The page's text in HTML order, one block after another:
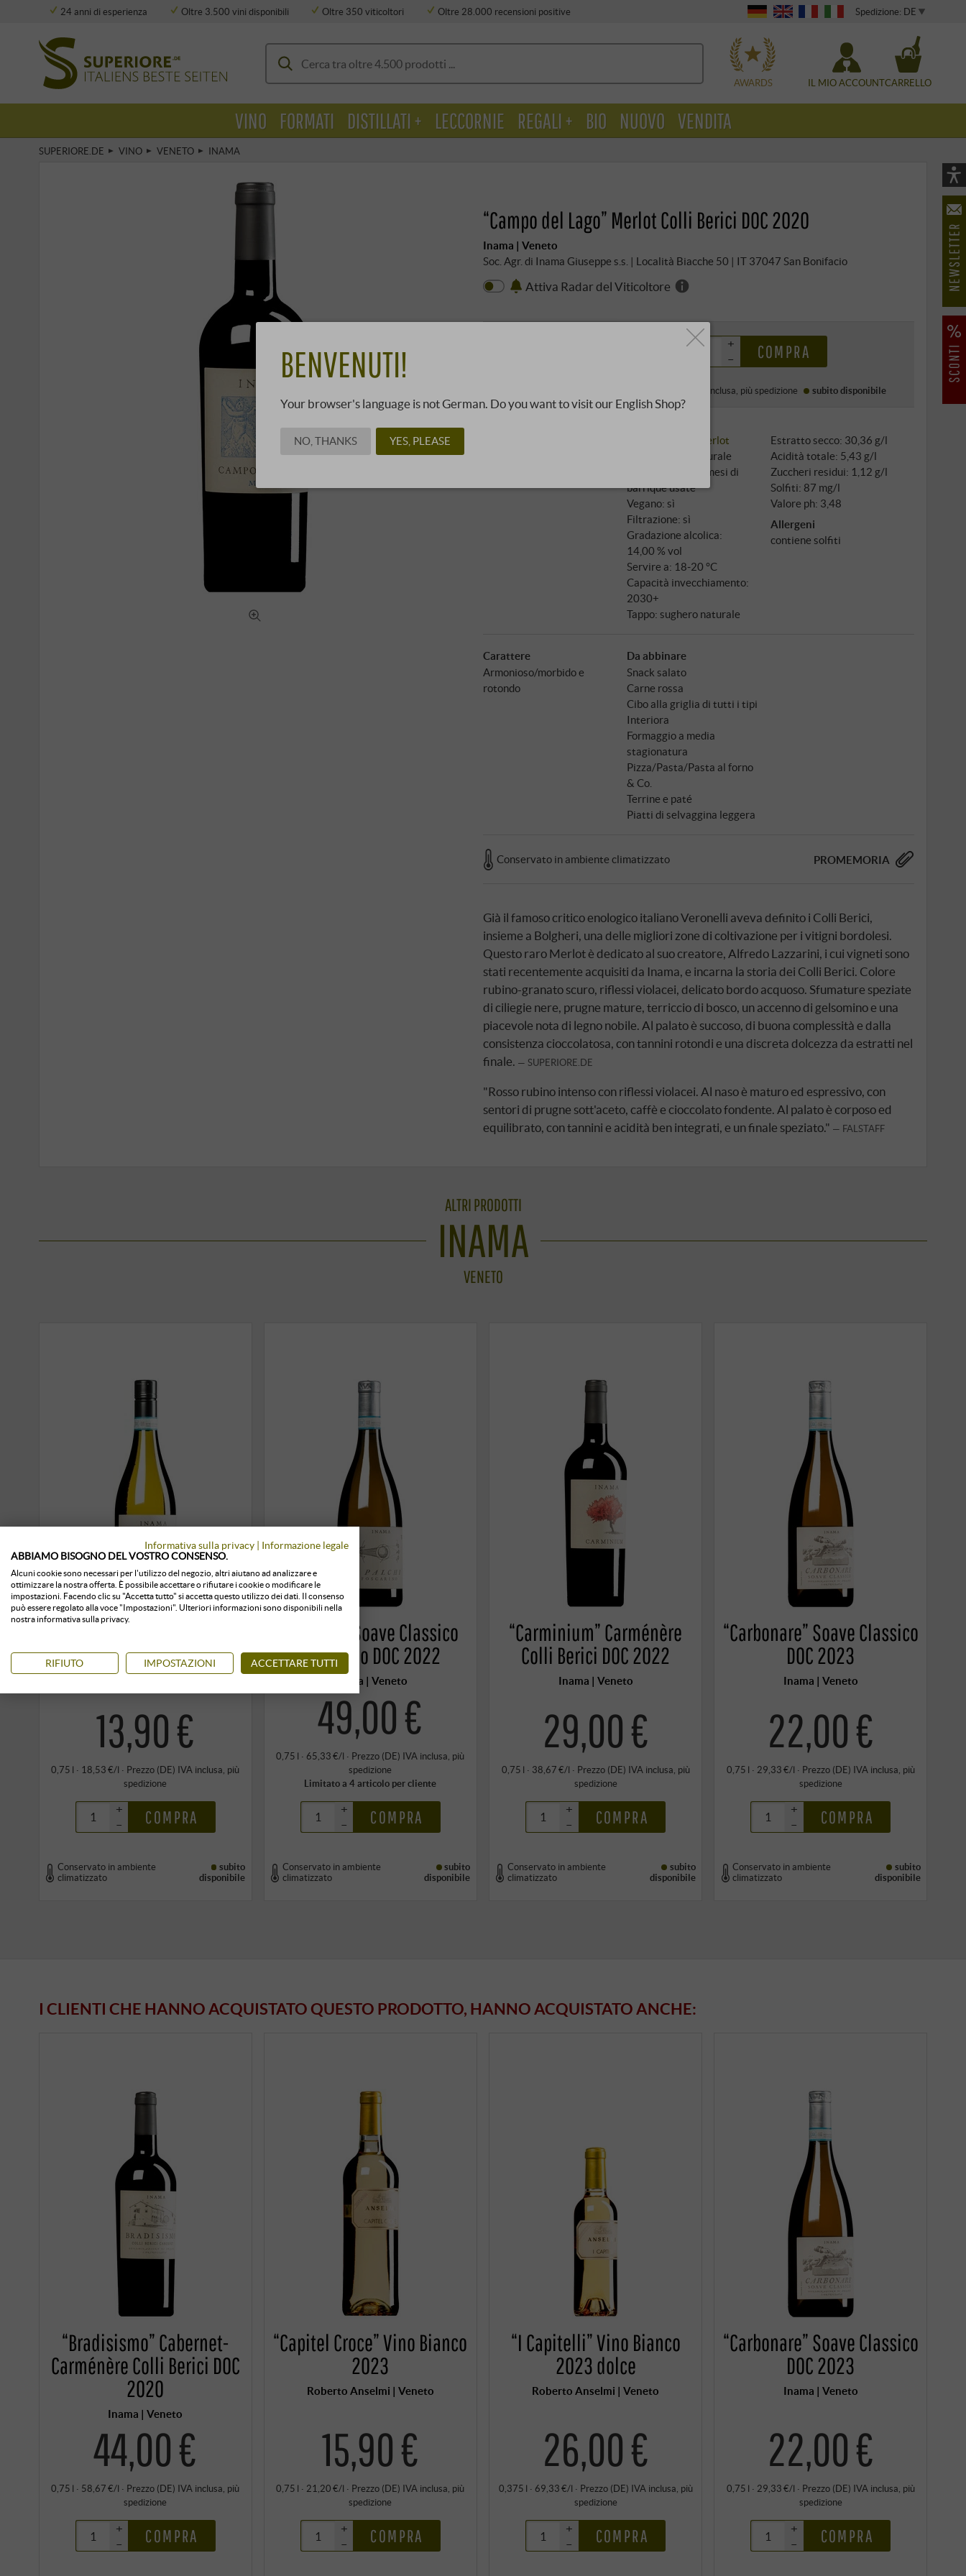
24 anni di esperienza Oltre 3.500 vini disponibili Oltre 350 viticoltori
Oltre 28.000 recensioni positive
WÄHLEN Spedizione: DE
AWARDS IL MIO ACCOUNTCARRELLO
SUPERIORE.DE VINO VENETO INAMA
“Campo del Lago” Merlot Colli Berici DOC 2020
Inama | Veneto
Soc. Agr. di Inama Giuseppe s.s. | Località Biacche 50 | IT 37047 San Bonifacio
Attiva Radar del Viticoltore
+
–
COMPRA
IVA inclusa , più spedizione subito disponibile
Merlot
Coltivazione: naturale
Affinamento: 12 mesi di
barrique usate
Vegano: sì
Filtrazione: sì
Gradazione alcolica:
14,00 % vol
Servire a: 18‑20 °C
Capacità invecchiamento:
2030+
Tappo: sughero naturale
Estratto secco: 30,36 g/l
Acidità totale: 5,43 g/l
Zuccheri residui: 1,12 g/l
Solfiti: 87 mg/l
Valore ph: 3,48
Allergeni
contiene solfiti
Carattere
Armonioso/morbido e
rotondo
Da abbinare
Snack salato
Carne rossa
Cibo alla griglia di tutti i tipi
Interiora
Formaggio a media
stagionatura
Pizza/Pasta/Pasta al forno
& Co.
Terrine e paté
Piatti di selvaggina leggera
Conservato in ambiente climatizzato PROMEMORIA
Già il famoso critico enologico italiano Veronelli aveva definito i Colli Berici,
insieme a Bolgheri, una delle migliori zone di coltivazione per i vitigni bordolesi.
Questo raro Merlot è dedicato al suo creatore, Alfredo Lazzarini, i cui vigneti sono
stati recentemente acquisiti da Inama, e incarna la storia dei Colli Berici. Colore
rubino-granato scuro, riflessi violacei, delicato bordo acquoso. Sfumature speziate
di ciliegie nere, prugne mature, terriccio di bosco, un accenno di gelsomino e una
piacevole nota di legno nobile. Al palato è succoso, di buona complessità e dalla
consistenza cioccolatosa, con tannini rotondi e una discreta dolcezza da estratti nel
finale.
SUPERIORE.DE
"Rosso rubino intenso con riflessi violacei. Al naso è maturo ed espressivo, con
sentori di prugne sott'aceto, caffè e cioccolato fondente. Al palato è corposo ed
equilibrato, con tannini e acidità ben integrati, e un finale speziato."
FALSTAFF
ALTRI PRODOTTI
INAMA
VENETO
“Vin Soave” Soave Classico
DOC 2025
13,90 €
0,75 l · 18,53 €/l · Prezzo (DE) IVA inclusa , più
spedizione
+
–
COMPRA
Conservato in ambiente
climatizzato
subito
disponibile
“I Palchi” Soave Classico
Foscarino DOC 2022
Inama | Veneto
49,00 €
0,75 l · 65,33 €/l · Prezzo (DE) IVA inclusa , più
spedizione
Limitato a 4 articolo per cliente
+
–
COMPRA
Conservato in ambiente
climatizzato
subito
disponibile
“Carminium” Carménère
Colli Berici DOC 2022
Inama | Veneto
29,00 €
0,75 l · 38,67 €/l · Prezzo (DE) IVA inclusa , più
spedizione
+
–
COMPRA
Conservato in ambiente
climatizzato
subito
disponibile
“Carbonare” Soave Classico
DOC 2023
Inama | Veneto
22,00 €
0,75 l · 29,33 €/l · Prezzo (DE) IVA inclusa , più
spedizione
+
–
COMPRA
Conservato in ambiente
climatizzato
subito
disponibile
I CLIENTI CHE HANNO ACQUISTATO QUESTO PRODOTTO, HANNO ACQUISTATO ANCHE:
“Bradisismo” Cabernet-
Carménère Colli Berici DOC
2020
Inama | Veneto
44,00 €
0,75 l · 58,67 €/l · Prezzo (DE) IVA inclusa, più
spedizione
+
–
COMPRA
“Capitel Croce” Vino Bianco
2023
Roberto Anselmi | Veneto
15,90 €
0,75 l · 21,20 €/l · Prezzo (DE) IVA inclusa, più
spedizione
+
–
COMPRA
“I Capitelli” Vino Bianco
2023 dolce
Roberto Anselmi | Veneto
26,00 €
0,375 l · 69,33 €/l · Prezzo (DE) IVA inclusa, più
spedizione
+
–
COMPRA
“Carbonare” Soave Classico
DOC 2023
Inama | Veneto
22,00 €
0,75 l · 29,33 €/l · Prezzo (DE) IVA inclusa, più
spedizione
+
–
COMPRA
VINO FORMATI DISTILLATI + LECCORNIE REGALI + BIO NUOVO VENDITA
BENVENUTI!
Your browser's language is not German. Do you want to visit our English Shop?
NO, THANKS YES, PLEASE
Informativa sulla privacy | Informazione legale
ABBIAMO BISOGNO DEL VOSTRO CONSENSO.
Alcuni cookie sono necessari per l'utilizzo del negozio, altri aiutano ad analizzare e
ottimizzare la nostra offerta. È possibile accettare o rifiutare i cookie o modificare le
impostazioni. Facendo clic su "Accetta tutto" si accetta questo utilizzo dei dati. Il consenso
può essere regolato alla voce "Impostazioni". Ulteriori informazioni sono disponibili nella
nostra informativa sulla privacy.
RIFIUTO IMPOSTAZIONI ACCETTARE TUTTI